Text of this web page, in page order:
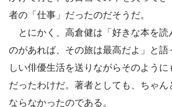
者の「仕事」だったのだそうだ。
とにかく、高倉健は「好きな本を読
のがあれば、その旅は最高だよ」と語
しい俳優生活を送りながらそのように
だったわけだ。著者としても、ちゃ
ならなかったのである。